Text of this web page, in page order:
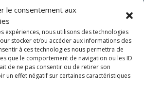
le consentement aux
expériences, nous utilisons des technologies
stocker et/ou accéder aux informations des
à ces technologies nous permettra de
que le comportement de navigation ou les ID
de ne pas consentir ou de retirer son
un effet négatif sur certaines caractéristiques
Bayonne
J’accepte » pour activer